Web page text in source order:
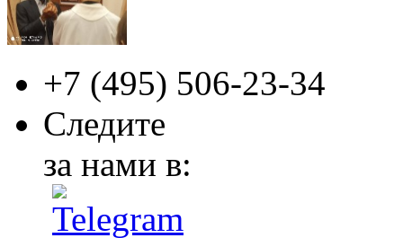
+7 (495) 506-23-34
Следите
за нами в: